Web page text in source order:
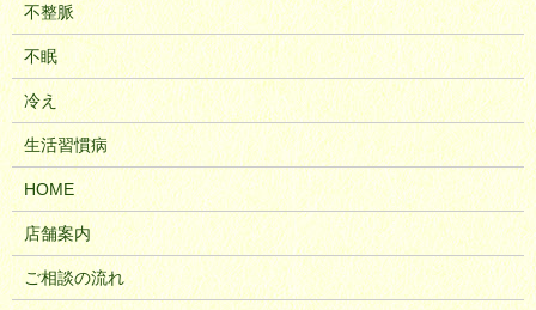
不整脈
不眠
冷え
生活習慣病
HOME
店舗案内
ご相談の流れ